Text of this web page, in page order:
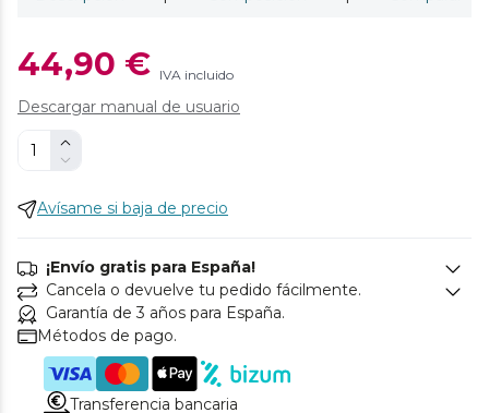
44,90 € IVA incluido
Descargar manual de usuario
Avísame si baja de precio
¡Envío gratis para España!
Cancela o devuelve tu pedido fácilmente.
Garantía de 3 años para España.
Métodos de pago.
Transferencia bancaria